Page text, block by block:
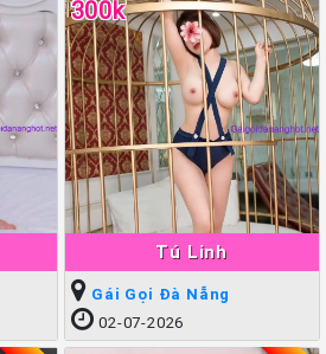
Tú Linh
300k
Gái Gọi Đà Nẵng
02-07-2026